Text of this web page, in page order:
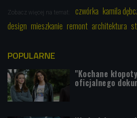
Zobacz więcej na temat: czwórka kamila
design mieszkanie remont architektura
POPULARNE
"Kochane
oficjalnego